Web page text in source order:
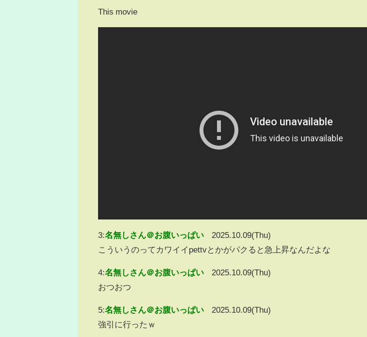
This movie
3:名無しさん＠お腹いっぱい
2025.10.09(Thu)
こういうのってカワイイpettvとかがパクると急上昇なんだよな
4:名無しさん＠お腹いっぱい
2025.10.09(Thu)
おつおつ
5:名無しさん＠お腹いっぱい
2025.10.09(Thu)
強引に行ったｗ